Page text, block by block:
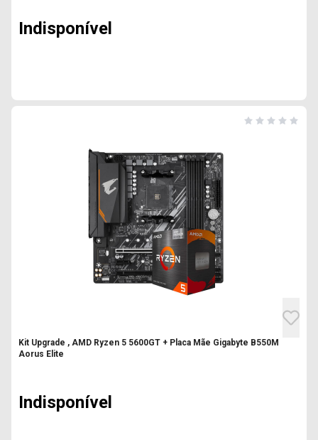
Indisponível
Kit Upgrade , AMD Ryzen 5 5600GT + Placa Mãe Gigabyte B550M
Aorus Elite
Indisponível